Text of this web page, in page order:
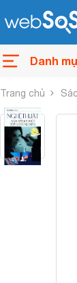
Danh
Trang chủ